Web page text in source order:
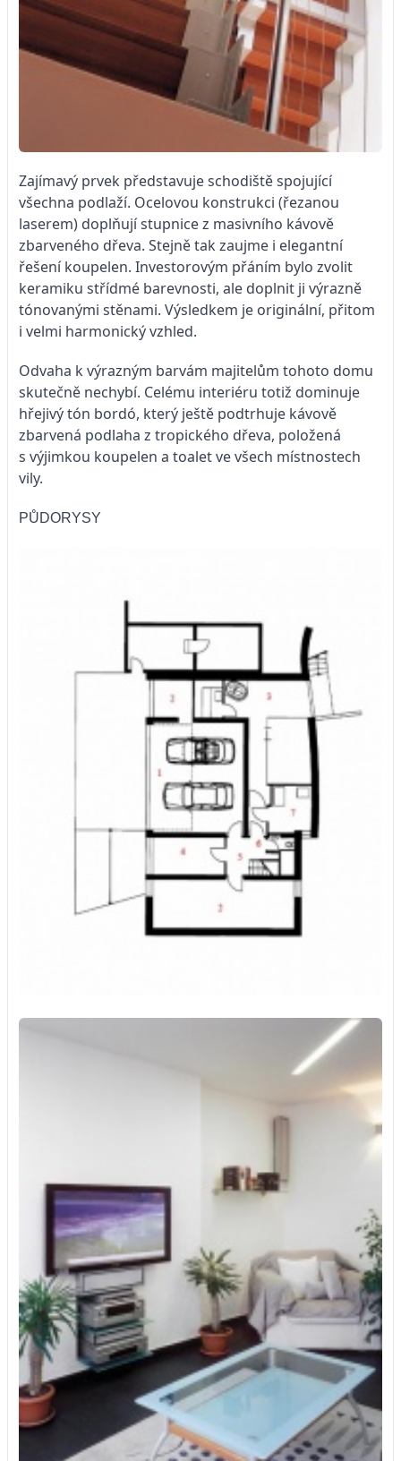
Zajímavý prvek představuje schodiště spojující
všechna podlaží. Ocelovou konstrukci (řezanou
laserem) doplňují stupnice z masivního kávově
zbarveného dřeva. Stejně tak zaujme i elegantní
řešení koupelen. Investorovým přáním bylo zvolit
keramiku střídmé barevnosti, ale doplnit ji výrazně
tónovanými stěnami. Výsledkem je originální, přitom
i velmi harmonický vzhled.
Odvaha k výrazným barvám majitelům tohoto domu
skutečně nechybí. Celému interiéru totiž dominuje
hřejivý tón bor­dó, který ještě podtrhuje kávově
zbarvená podlaha z tropického dřeva, položená
s výjimkou koupelen a toalet ve všech místnostech
vily.
PŮDORYSY